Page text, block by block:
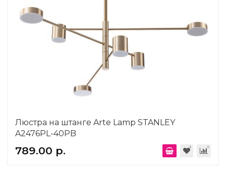
Люстра на штанге Arte Lamp STANLEY
A2476PL-40PB
789.00 р.